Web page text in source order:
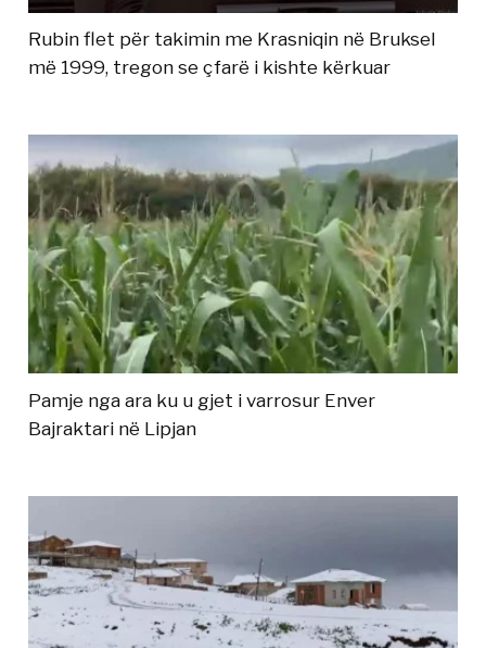
Rubin flet për takimin me Krasniqin në Bruksel
më 1999, tregon se çfarë i kishte kërkuar
Pamje nga ara ku u gjet i varrosur Enver
Bajraktari në Lipjan